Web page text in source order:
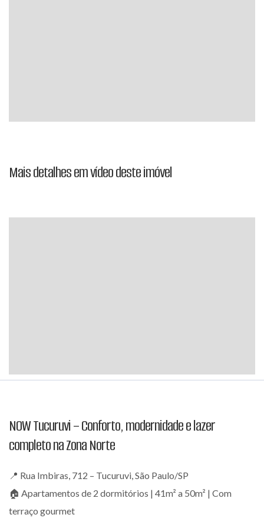
Mais detalhes em vídeo deste imóvel
NOW Tucuruvi – Conforto, modernidade e lazer
completo na Zona Norte
📍 Rua Imbiras, 712 – Tucuruvi, São Paulo/SP
🏠 Apartamentos de 2 dormitórios | 41m² a 50m² | Com
terraço gourmet